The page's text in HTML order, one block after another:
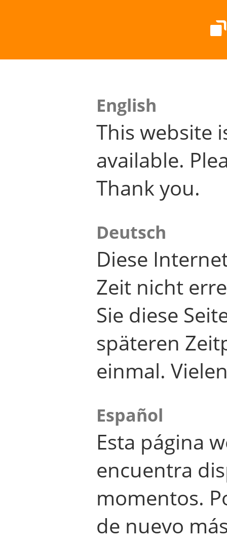
English
This website
available.
Thank you.
Deutsch
Diese
Zeit nicht
Sie diese
späteren
einmal.
Español
Esta página
encuentra
momentos.
de nuevo